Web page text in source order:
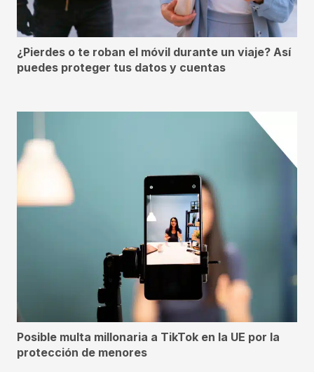
¿Pierdes o te roban el móvil durante un viaje? Así
puedes proteger tus datos y cuentas
Posible multa millonaria a TikTok en la UE por la
protección de menores